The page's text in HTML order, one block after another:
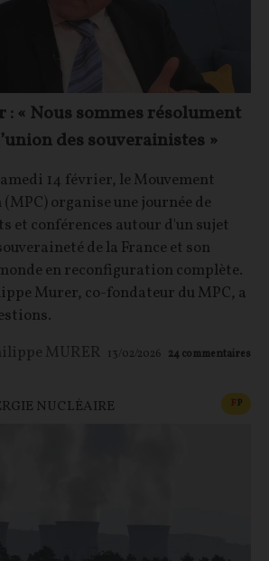
« Nous sommes résolument
des souverainistes »
14 février, le Mouvement
organise une journée de
et conférences autour d'un sujet
de la France et son
en reconfiguration complète.
Murer, co-fondateur du MPC, a
MURER 13/02/2026 24commentaires
NUCLÉAIRE FP